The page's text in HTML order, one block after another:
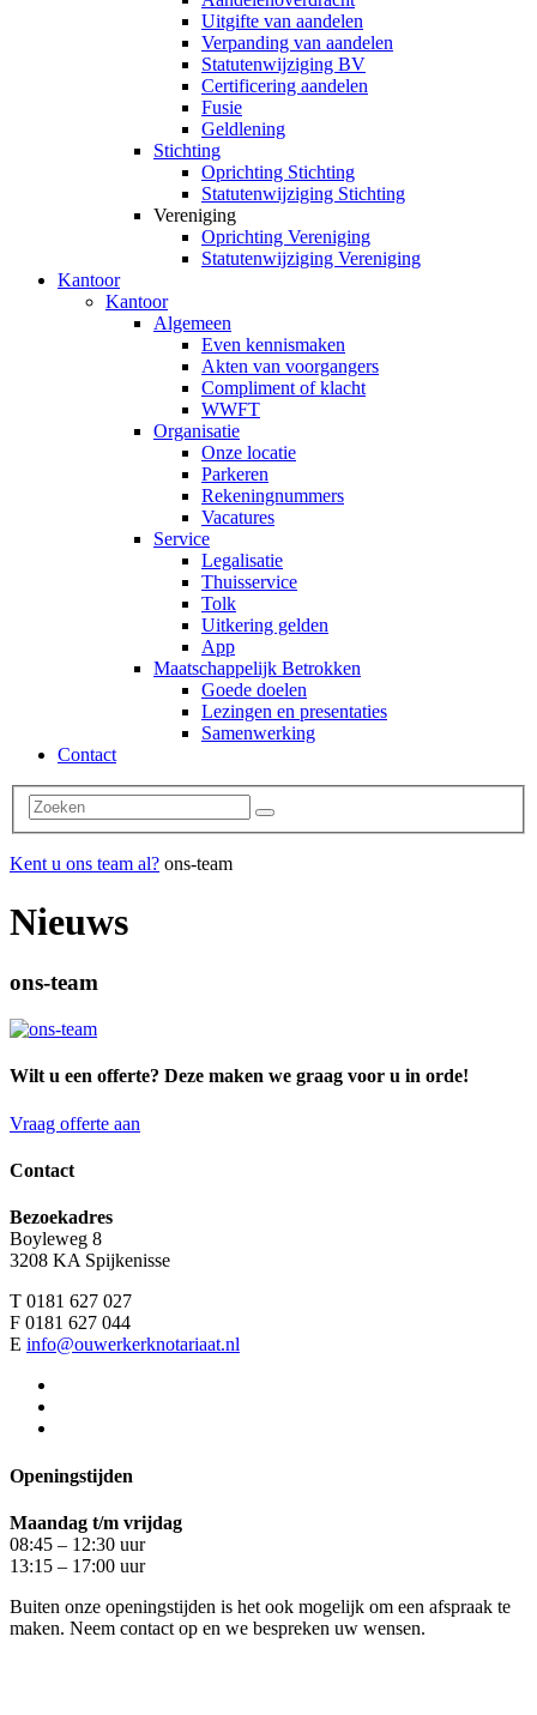
Uitgifte van aandelen
Verpanding van aandelen
Statutenwijziging BV
Certificering aandelen
Fusie
Geldlening
Stichting
Oprichting Stichting
Statutenwijziging Stichting
Vereniging
Oprichting Vereniging
Statutenwijziging Vereniging
Kantoor
Kantoor
Algemeen
Even kennismaken
Akten van voorgangers
Compliment of klacht
WWFT
Organisatie
Onze locatie
Parkeren
Rekeningnummers
Vacatures
Service
Legalisatie
Thuisservice
Tolk
Uitkering gelden
App
Maatschappelijk Betrokken
Goede doelen
Lezingen en presentaties
Samenwerking
Contact
Kent u ons team al? ons-team
Nieuws
ons-team
Wilt u een offerte? Deze maken we graag voor u in orde!
Vraag offerte aan
Contact
Bezoekadres
Boyleweg 8
3208 KA Spijkenisse
T 0181 627 027
F 0181 627 044
E info@ouwerkerknotariaat.nl
Openingstijden
Maandag t/m vrijdag
08:45 – 12:30 uur
13:15 – 17:00 uur
Buiten onze openingstijden is het ook mogelijk om een afspraak te
maken. Neem contact op en we bespreken uw wensen.